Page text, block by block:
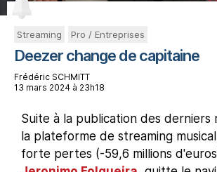
Streaming Pro / Entreprises
Deezer change de capitaine
Frédéric SCHMITT
13 mars 2024 à 23h18
Suite à la publication des derniers
la plateforme de streaming
forte pertes (-59,6 millions